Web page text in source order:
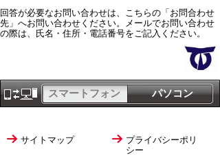
回答が必要なお問い合わせは、こちらの「お問合わせ
先」へお問い合わせください。メールでお問い合わせ
の際は、氏名・住所・電話番号をご記入ください。
パソコン
スマートフォン
サイトマップ
プライバシーポリ
シー